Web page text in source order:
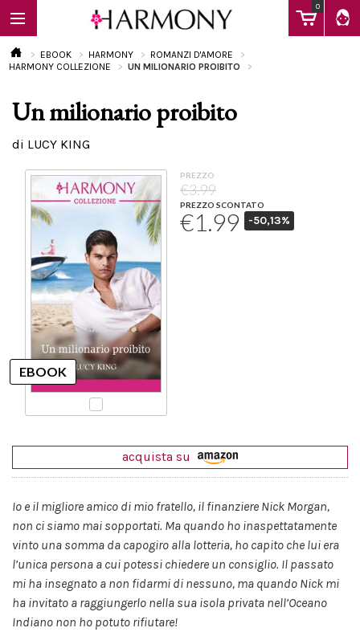
0
EBOOK
Calendario
EBOOK HARMONY
ROMANZI D'AMORE
HARMONY COLLEZIONE
UN MILIONARIO PROIBITO
Un milionario proibito
di LUCY KING
PREZZO
€3.99
PREZZO SCONTATO
€1.99 -50,13%
acquista su
Io e il migliore amico di mio fratello, il finanziere Nick Morgan,
non ci siamo mai sopportati. Ma quando ho inaspettatamente
vinto una somma da capogiro alla lotteria, ho capito che lui era
l’unica persona a cui potessi chiedere un consiglio. Il passato
mi ha insegnato a non fidarmi di nessuno, ma quando Nick mi
ha invitato a raggiungerlo nella sua isola privata nell’Oceano
Indiano non ho potuto rifiutare!